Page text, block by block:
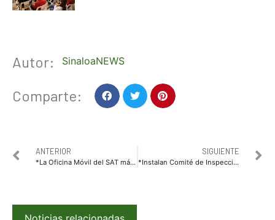
Autor: SinaloaNEWS
Comparte:
ANTERIOR
*La Oficina Móvil del SAT más cerca de ti en Culiacán*
SIGUIENTE
*Instalan Comité de Inspección y Vigilancia Pesquera 2026 en municipio de El Fuerte.*